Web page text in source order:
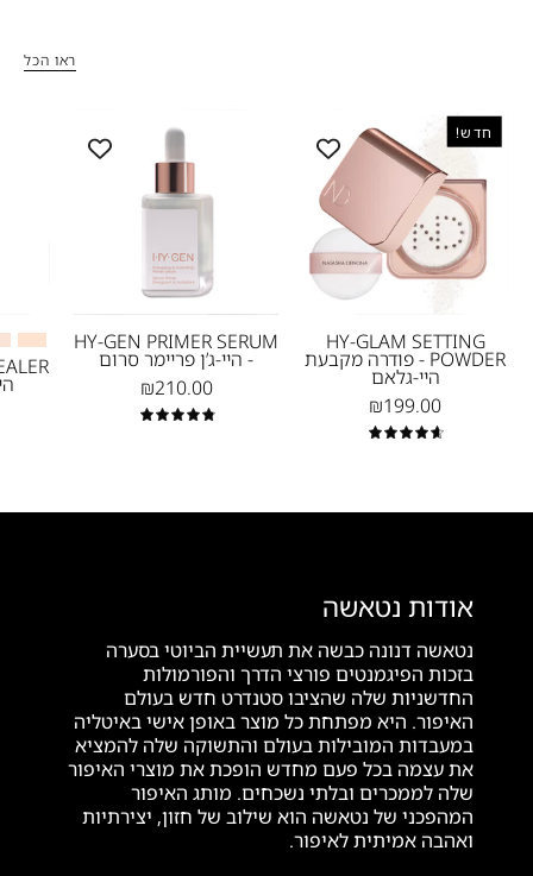
ראו הכל
HY-
GLAM
POWDER
-
נטאשה
דנונה
מייקאפ
חדש!
HY-GLAM SETTING
POWDER - פודרה מקבעת
היי-גלאם
₪199.00
HY-
GEN
SERUM
היי-ג’ן
פריימר
סרום
-
נטאשה
דנונה
HY-GEN PRIMER SERUM
- היי-ג’ן פריימר סרום
₪210.00
אודות נטאשה
נטאשה דנונה כבשה את תעשיית הביוטי בסערה
בזכות הפיגמנטים פורצי הדרך והפורמולות
החדשניות שלה שהציבו סטנדרט חדש בעולם
האיפור. היא מפתחת כל מוצר באופן אישי באיטליה
במעבדות המובילות בעולם והתשוקה שלה להמציא
את עצמה בכל פעם מחדש הופכת את מוצרי האיפור
שלה לממכרים ובלתי נשכחים. מותג האיפור
המהפכני של נטאשה הוא שילוב של חזון, יצירתיות
ואהבה אמיתית לאיפור.